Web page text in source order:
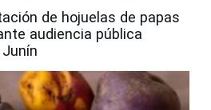
de hojuelas de papas
audiencia pública